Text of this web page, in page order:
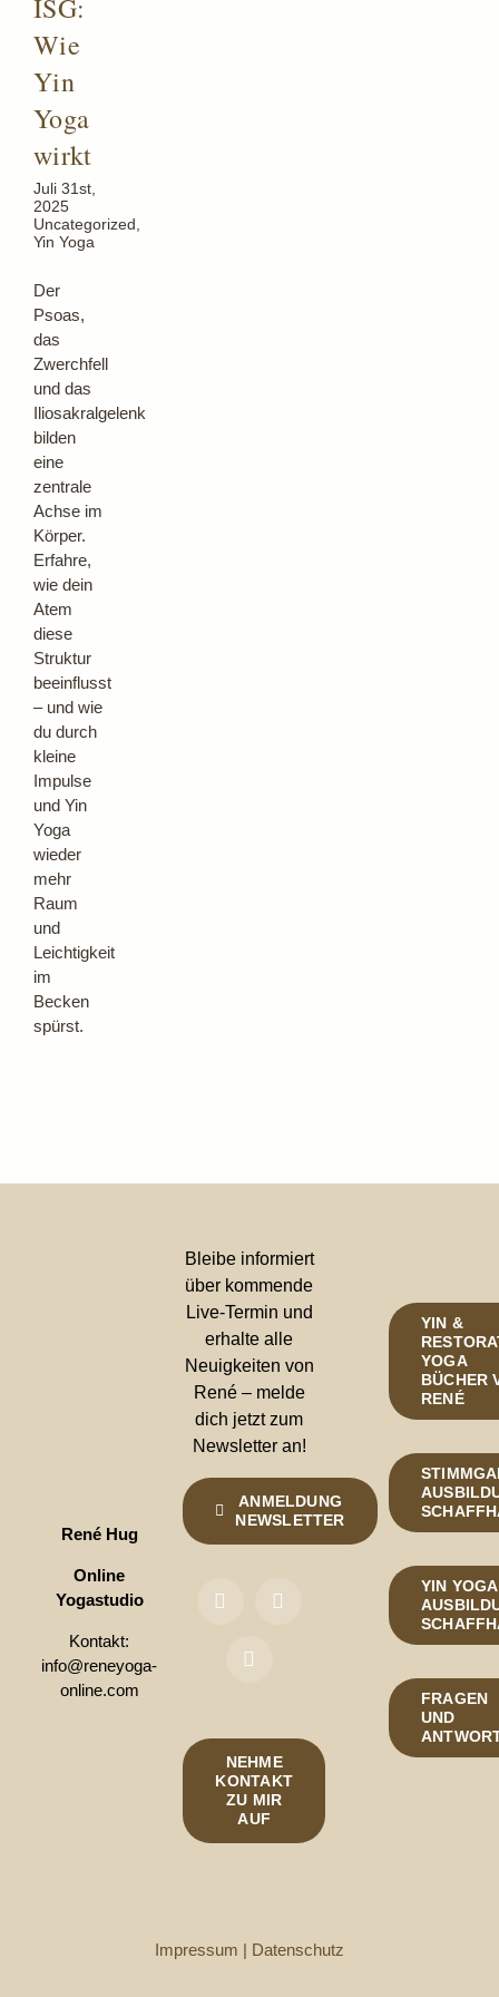
ISG:
Wie
Yin
Yoga
wirkt
Juli 31st,
2025
Uncategorized
Yin Yoga
Der
Psoas,
das
Zwerchfell
und das
Iliosakralgelenk
bilden
eine
zentrale
Achse im
Körper.
Erfahre,
wie dein
Atem
diese
Struktur
beeinflusst
– und wie
du durch
kleine
Impulse
und Yin
Yoga
wieder
mehr
Raum
und
Leichtigkeit
im
Becken
spürst.
René Hug
Online
Yogastudio
Kontakt:
info@reneyoga-
online.com
Bleibe informiert
über kommende
Live-Termin und
erhalte alle
Neuigkeiten von
René – melde
dich jetzt zum
Newsletter an!
ANMELDUNG
NEWSLETTER
NEHME
KONTAKT
ZU MIR
AUF
YIN &
YOGA
BÜCHER
RENÉ
YIN YOGA
FRAGEN
UND
Impressum | Datenschutz